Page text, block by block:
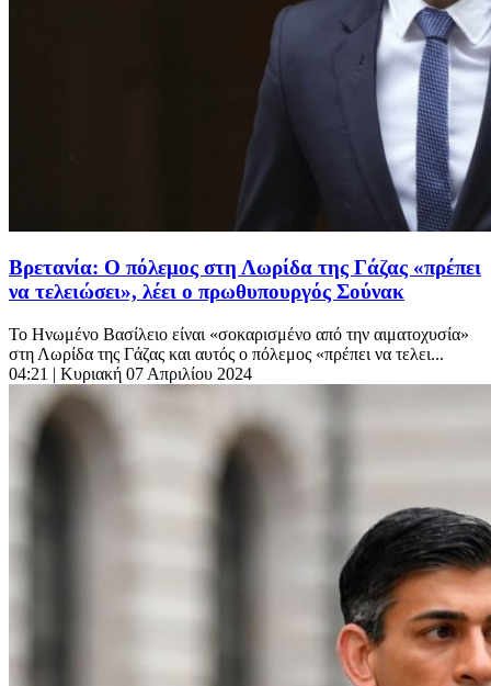
Βρετανία: Ο πόλεμος στη Λωρίδα της Γάζας «πρέπει
να τελειώσει», λέει ο πρωθυπουργός Σούνακ
Το Ηνωμένο Βασίλειο είναι «σοκαρισμένο από την αιματοχυσία»
στη Λωρίδα της Γάζας και αυτός ο πόλεμος «πρέπει να τελει...
04:21 | Κυριακή 07 Απριλίου 2024